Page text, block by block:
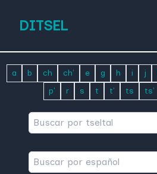
DITSEL
a b ch ch' e g h i j
p'
r s t t' ts ts'